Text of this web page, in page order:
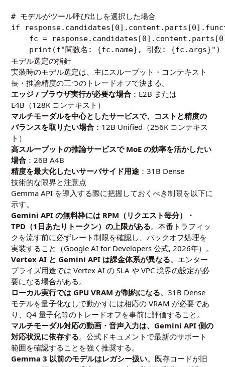
# モデルがツール呼び出しを選択した場合
if
fc =
モデル選定の指針
実装時のモデル選定は、主にスループット・コンテキスト
長・推論精度の三つのトレードオフで決まる。
エッジ / ブラウザ実行が必要な場合 ：E2B または
E4B（128K コンテキスト）
マルチモーダルを中心としたサービスで、コストと精度の
バランスを取りたい場合 ：12B Unified（256K コンテキス
ト）
高スループットの推論サービスで MoE の効率を活かしたい
場合 ：26B A4B
精度を最大化したいサーバサイド用途 ：31B Dense
技術的な限界と注意点
Gemma API を導入する際に把握しておくべき制限を以下に
示す。
Gemini API の無料枠には RPM（リクエスト毎分）・
TPD（1日あたりトークン）の上限がある。本番トラフィッ
クを流す前に必ずレート制限を確認し、バックオフ処理を
実装すること（Google AI for Developers 公式, 2026年）。
Vertex AI と Gemini API は課金体系が異なる。エンター
プライズ用途では Vertex AI の SLA や VPC 境界の設定が必
要になる場合がある。
ローカル実行では GPU VRAM が制約になる。31B Dense
モデルを量子化なしで動かすには相応の VRAM が必要であ
り、Q4 量子化等のトレードオフを事前に評価すること。
マルチモーダル対応の動画・音声入力は、Gemini API 側の
対応状況に依存する。公式ドキュメントで最新のサポート
範囲を確認することを強く推奨する。
Gemma 3 以前のモデルはレガシー扱い。既存コードが旧